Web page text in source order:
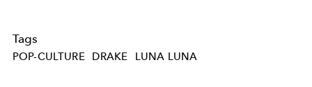
Tags
POP-CULTURE DRAKE LUNA LUNA